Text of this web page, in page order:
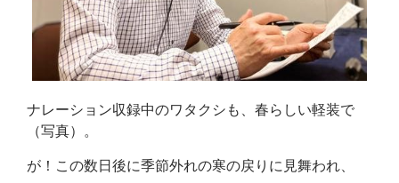
ナレーション収録中のワタクシも、春らしい軽装で
（写真）。
が！この数日後に季節外れの寒の戻りに見舞われ、